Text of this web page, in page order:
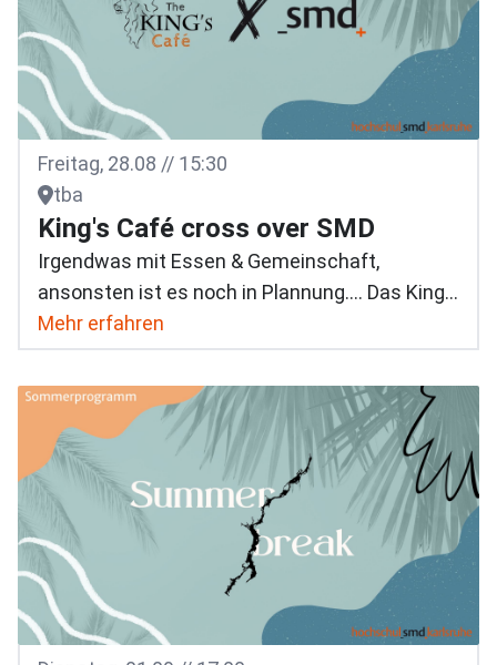
Freitag, 28.08 // 15:30
tba
King's Café cross over SMD
Irgendwas mit Essen & Gemeinschaft,
ansonsten ist es noch in Plannung.... Das King's
Café ist die Internationale Teil der Karlsruher
SMD. - Ich freue mich auf den Interkulturellen
Austausch. Es wird Nice!
Mehr erfahren